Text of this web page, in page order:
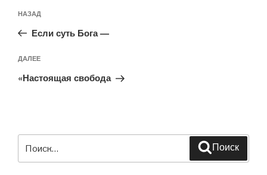
по
записям
Предыдущая
запись:
НАЗАД
Если суть Бога —
Следующая
запись
ДАЛЕЕ
«Настоящая свобода
Поиск